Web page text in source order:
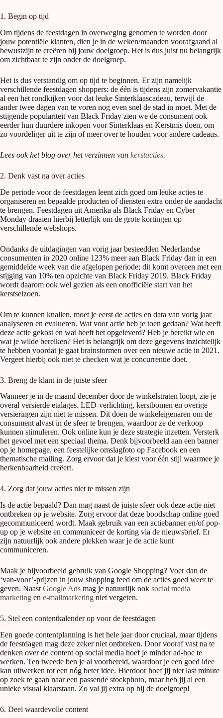
1. Begin op tijd
Om tijdens de feestdagen in overweging genomen te worden door
jouw potentiële klanten, dien je in de weken/maanden voorafgaand al
bewustzijn te creëren bij jouw doelgroep. Het is dus juist nu belangrijk
om zichtbaar te zijn onder de doelgroep.
Het is dus verstandig om op tijd te beginnen. Er zijn namelijk
verschillende feestdagen shoppers: de één is tijdens zijn zomervakantie
al een het rondkijken voor dat leuke Sinterklaascadeau, terwijl de
ander twee dagen van te voren nog even snel de stad in moet. Met de
stijgende populariteit van Black Friday zien we de consument ook
eerder hun duurdere inkopen voor Sinterklaas en Kerstmis doen, om
zo voordeliger uit te zijn of meer over te houden voor andere cadeaus.
Lees ook het blog over het verzinnen van kerstacties.
2. Denk vast na over acties
De periode voor de feestdagen leent zich goed om leuke acties te
organiseren en bepaalde producten of diensten extra onder de aandacht
te brengen. Feestdagen uit Amerika als Black Friday en Cyber
Monday draaien hierbij letterlijk om de grote kortingen op
verschillende webshops.
Ondanks de uitdagingen van vorig jaar besteedden Nederlandse
consumenten in 2020 online 123% meer aan Black Friday dan in een
gemiddelde week van die afgelopen periode; dit komt overeen met een
stijging van 10% ten opzichte van Black Friday 2019. Black Friday
wordt daarom ook wel gezien als een onofficiële start van het
kerstseizoen.
Om te kunnen knallen, moet je eerst de acties en data van vorig jaar
analyseren en evalueren. Wat voor actie heb je toen gedaan? Wat heeft
deze actie gekost en wat heeft het opgeleverd? Heb je bereikt wie en
wat je wilde bereiken? Het is belangrijk om deze gegevens inzichtelijk
te hebben voordat je gaat brainstormen over een nieuwe actie in 2021.
Vergeet hierbij ook niet te checken wat je concurrentie doet.
3. Breng de klant in de juiste sfeer
Wanneer je in de maand december door de winkelstraten loopt, zie je
overal versierde etalages. LED-verlichting, kerstbomen en overige
versieringen zijn niet te missen. Dit doen de winkeleigenaren om de
consument alvast in de sfeer te brengen, waardoor ze de verkoop
kunnen stimuleren. Ook online kun je deze strategie inzetten. Versterk
het gevoel met een speciaal thema. Denk bijvoorbeeld aan een banner
op je homepage, een feestelijke omslagfoto op Facebook en een
thematische mailing. Zorg ervoor dat je kiest voor één stijl waarmee je
herkenbaarheid creëert.
4. Zorg dat jouw acties niet te missen zijn
Is de actie bepaald? Dan mag naast de juiste sfeer ook deze actie niet
ontbreken op je website. Zorg ervoor dat deze boodschap online goed
gecommuniceerd wordt. Maak gebruik van een actiebanner en/of pop-
up op je website en communiceer de korting via de nieuwsbrief. Er
zijn natuurlijk ook andere plekken waar je de actie kunt
communiceren.
Maak je bijvoorbeeld gebruik van Google Shopping? Voer dan de
‘van-voor’-prijzen in jouw shopping feed om de acties goed weer te
geven. Naast Google Ads mag je natuurlijk ook social media
marketing en e-mailmarketing niet vergeten.
5. Stel een contentkalender op voor de feestdagen
Een goede contentplanning is het hele jaar door cruciaal, maar tijdens
de feestdagen mag deze zeker niet ontbreken. Door vooraf vast na te
denken over de content op social media hoef je minder ad-hoc te
werken. Ten tweede ben je al voorbereid, waardoor je een goed idee
kan uitwerken tot een nóg beter idee. Hierdoor hoef jij niet last minute
op zoek te gaan naar een passende stockphoto, maar heb jij al een
unieke visual klaarstaan. Zo val jij extra op bij de doelgroep!
6. Deel waardevolle content